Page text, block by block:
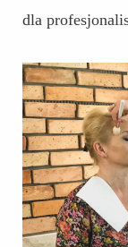
dla